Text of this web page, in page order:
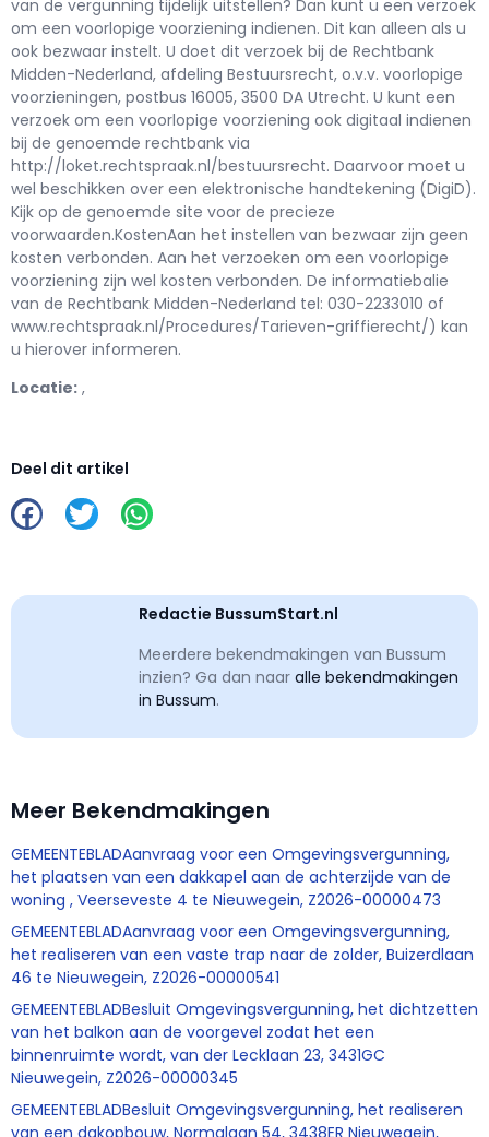
van de vergunning tijdelijk uitstellen? Dan kunt u een verzoek
om een voorlopige voorziening indienen. Dit kan alleen als u
ook bezwaar instelt. U doet dit verzoek bij de Rechtbank
Midden-Nederland, afdeling Bestuursrecht, o.v.v. voorlopige
voorzieningen, postbus 16005, 3500 DA Utrecht. U kunt een
verzoek om een voorlopige voorziening ook digitaal indienen
bij de genoemde rechtbank via
http://loket.rechtspraak.nl/bestuursrecht. Daarvoor moet u
wel beschikken over een elektronische handtekening (DigiD).
Kijk op de genoemde site voor de precieze
voorwaarden.KostenAan het instellen van bezwaar zijn geen
kosten verbonden. Aan het verzoeken om een voorlopige
voorziening zijn wel kosten verbonden. De informatiebalie
van de Rechtbank Midden-Nederland tel: 030-2233010 of
www.rechtspraak.nl/Procedures/Tarieven-griffierecht/) kan
u hierover informeren.
Locatie: ,
Deel dit artikel
Redactie BussumStart.nl
Meerdere bekendmakingen van Bussum
inzien? Ga dan naar alle bekendmakingen
in Bussum.
Meer Bekendmakingen
GEMEENTEBLADAanvraag voor een Omgevingsvergunning,
het plaatsen van een dakkapel aan de achterzijde van de
woning , Veerseveste 4 te Nieuwegein, Z2026-00000473
GEMEENTEBLADAanvraag voor een Omgevingsvergunning,
het realiseren van een vaste trap naar de zolder, Buizerdlaan
46 te Nieuwegein, Z2026-00000541
GEMEENTEBLADBesluit Omgevingsvergunning, het dichtzetten
van het balkon aan de voorgevel zodat het een
binnenruimte wordt, van der Lecklaan 23, 3431GC
Nieuwegein, Z2026-00000345
GEMEENTEBLADBesluit Omgevingsvergunning, het realiseren